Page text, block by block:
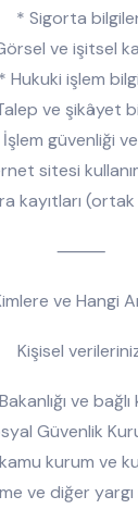
* Sigorta
ve işitsel
* Hukuki işlem
ve şikâyet
güvenliği
sitesi
kayıtları
⸻
ve Hangi
Kişisel
ve
Güvenlik
kurum ve
ve diğer